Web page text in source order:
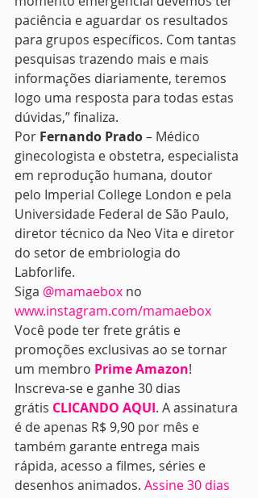
paciência e aguardar os resultados
para grupos específicos. Com tantas
pesquisas trazendo mais e mais
informações diariamente, teremos
logo uma resposta para todas estas
dúvidas,” finaliza.
Por Fernando Prado – Médico
ginecologista e obstetra, especialista
em reprodução humana, doutor
pelo Imperial College London e pela
Universidade Federal de São Paulo,
diretor técnico da Neo Vita e diretor
do setor de embriologia do
Labforlife.
Siga @mamaebox no
www.instagram.com/mamaebox
Você pode ter frete grátis e
promoções exclusivas ao se tornar
um membro Prime Amazon!
Inscreva-se e ganhe 30 dias
grátis CLICANDO AQUI. A assinatura
é de apenas R$ 9,90 por mês e
também garante entrega mais
rápida, acesso a filmes, séries e
desenhos animados. Assine 30 dias